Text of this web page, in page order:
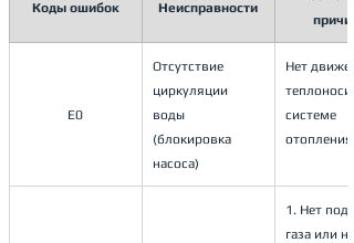
Коды ошибок Неисправности
E0
Отсутствие
циркуляции
воды
(блокировка
насоса)
Нет
системе
отопления
1. Нет
газа или не